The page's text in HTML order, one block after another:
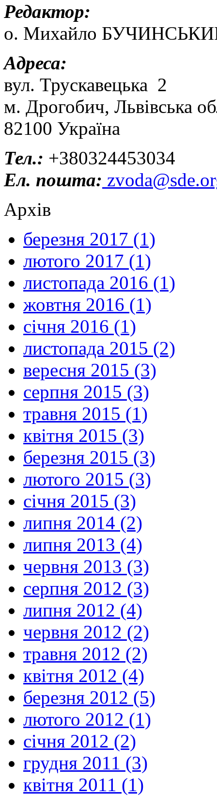
Редактор:
о. Михайло
Адреса:
вул. Трускавецька 2
м. Дрогобич, Львівська
82100 Україна
Тел.: +380324453034
Ел. пошта:
Архів
березня 2017 (1)
лютого 2017 (1)
листопада 2016 (1)
жовтня 2016 (1)
січня 2016 (1)
листопада 2015 (2)
вересня 2015 (3)
серпня 2015 (3)
травня 2015 (1)
квітня 2015 (3)
березня 2015 (3)
лютого 2015 (3)
січня 2015 (3)
липня 2014 (2)
липня 2013 (4)
червня 2013 (3)
серпня 2012 (3)
липня 2012 (4)
червня 2012 (2)
травня 2012 (2)
квітня 2012 (4)
березня 2012 (5)
лютого 2012 (1)
січня 2012 (2)
грудня 2011 (3)
квітня 2011 (1)